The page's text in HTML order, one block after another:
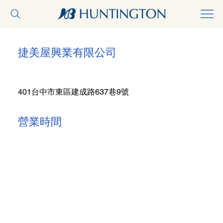
營業時間
捷美屋興業有限公司
401台中市東區建成路637巷9號